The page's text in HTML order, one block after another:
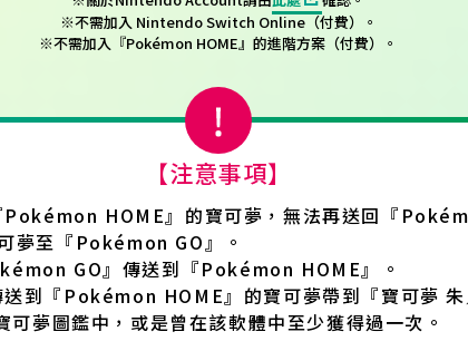
※不需加入 Nintendo Switch Online（付費）。
※不需加入『Pokémon HOME』的進階方案（付費）。
【注意事項】
HOME』的寶可夢，無法再送回『
夢至『Pokémon GO』。
GO』傳送到『Pokémon HOME』。
到『Pokémon HOME』的寶可夢帶到『寶可夢
夢圖鑑中，或是曾在該軟體中至少獲得過一次。